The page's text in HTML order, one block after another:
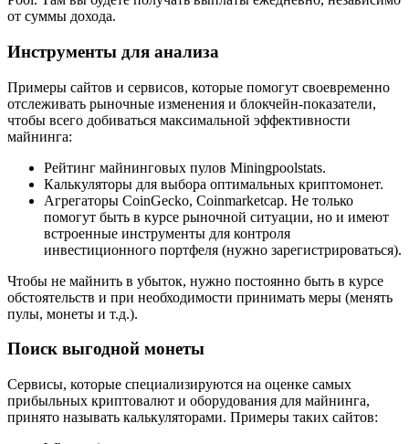
от суммы дохода.
Инструменты для анализа
Примеры сайтов и сервисов, которые помогут своевременно
отслеживать рыночные изменения и блокчейн-показатели,
чтобы всего добиваться максимальной эффективности
майнинга:
Рейтинг майнинговых пулов Miningpoolstats.
Калькуляторы для выбора оптимальных криптомонет.
Агрегаторы CoinGecko, Coinmarketcap. Не только
помогут быть в курсе рыночной ситуации, но и имеют
встроенные инструменты для контроля
инвестиционного портфеля (нужно зарегистрироваться).
Чтобы не майнить в убыток, нужно постоянно быть в курсе
обстоятельств и при необходимости принимать меры (менять
пулы, монеты и т.д.).
Поиск выгодной монеты
Сервисы, которые специализируются на оценке самых
прибыльных криптовалют и оборудования для майнинга,
принято называть калькуляторами. Примеры таких сайтов: